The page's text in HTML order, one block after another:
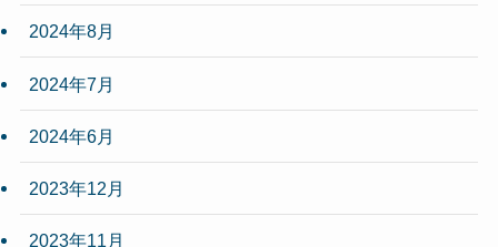
2024年8月
2024年7月
2024年6月
2023年12月
2023年11月